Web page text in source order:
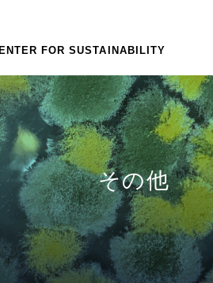
FOR SUSTAINABILITY
その他